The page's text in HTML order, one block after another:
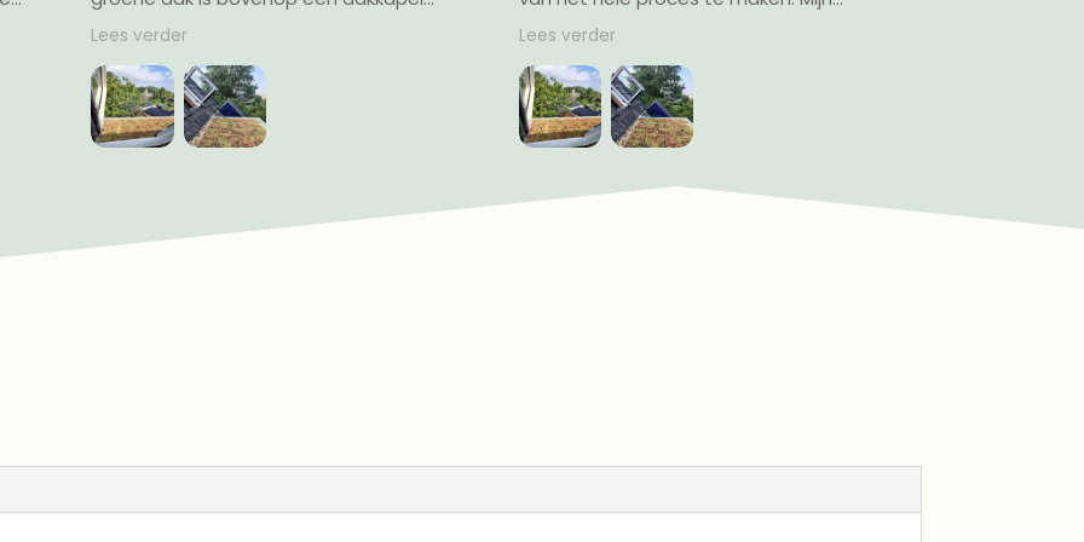
is via een
uitstap dakraam.
binnenuit naar
advies van Eric heb
gemaakt dat
kon en de
mee. Ik ben er zo blij
platte daken
groene dak is bovenop een dakkapel
gekomen dat toegankelijk is via een
speciaal geplaatst uitstap dakraam.
Eerst zou alles van binnenuit naar
boven sjouwen. Op advies van Eric heb
ik een soort hangmat gemaakt dat
sedumzoden een voor een daar
ingelegd en via een ladder naar het dak